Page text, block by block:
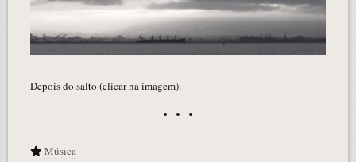
Depois do salto (clicar na imagem).
Música